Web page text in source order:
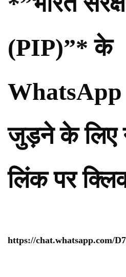
(PIP)”* के
जुड़ने के लिए
लिंक पर
https://chat.whatsapp.com/